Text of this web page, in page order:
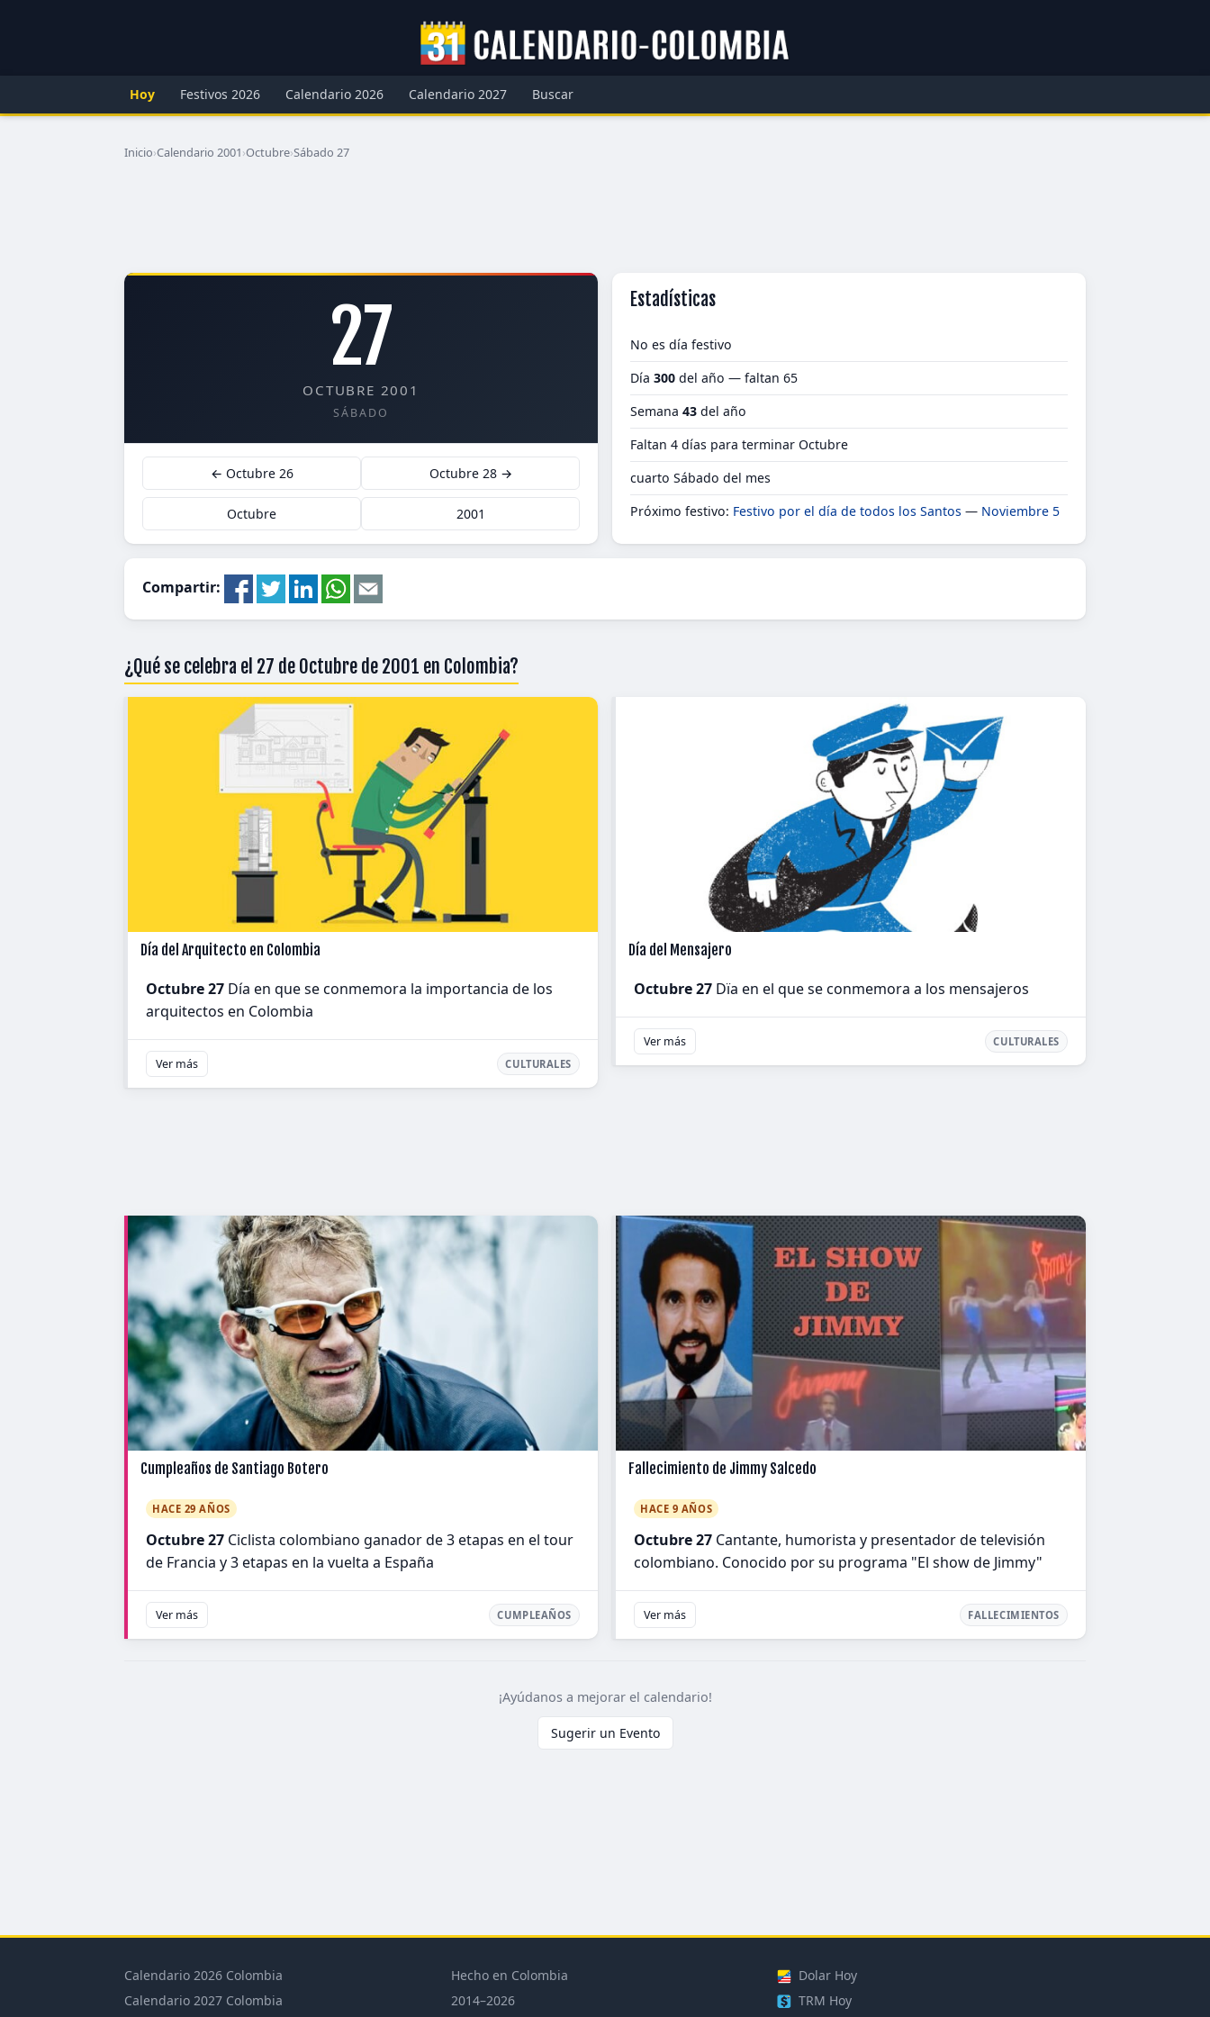
Hoy Festivos 2026 Calendario 2026 Calendario 2027 Buscar
Inicio›Calendario 2001›Octubre›Sábado 27
27
OCTUBRE 2001
SÁBADO
← Octubre 26 Octubre 28 →
Octubre 2001
Estadísticas
No es día festivo
Día 300 del año — faltan 65
Semana 43 del año
Faltan 4 días para terminar Octubre
cuarto Sábado del mes
Próximo festivo: Festivo por el día de todos los Santos — Noviembre 5
Compartir:
¿Qué se celebra el 27 de Octubre de 2001 en Colombia?
Día del Arquitecto en Colombia
Octubre 27 Día en que se conmemora la importancia de los
arquitectos en Colombia
Ver más CULTURALES
Día del Mensajero
Octubre 27 Dïa en el que se conmemora a los mensajeros
Ver más CULTURALES
Cumpleaños de Santiago Botero
HACE 29 AÑOS
Octubre 27 Ciclista colombiano ganador de 3 etapas en el tour
de Francia y 3 etapas en la vuelta a España
Ver más CUMPLEAÑOS
Fallecimiento de Jimmy Salcedo
HACE 9 AÑOS
Octubre 27 Cantante, humorista y presentador de televisión
colombiano. Conocido por su programa "El show de Jimmy"
Ver más FALLECIMIENTOS
¡Ayúdanos a mejorar el calendario!
Sugerir un Evento
Calendario 2026 Colombia
Calendario 2027 Colombia
Hecho en Colombia
2014–2026
Dolar Hoy
TRM Hoy